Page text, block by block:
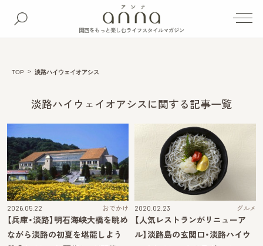
関西をもっと楽しむライフスタイルマガジン
TOP 淡路ハイウェイオアシス
淡路ハイウェイオアシスに関する記事一覧
2026.05.22 おでかけ
【兵庫・淡路】明石海峡大橋を眺め
ながら淡路の初夏を堪能しよう
2020.02.23 グルメ
【人気レストランがリニューア
ル】淡路島の玄関口・淡路ハイウ